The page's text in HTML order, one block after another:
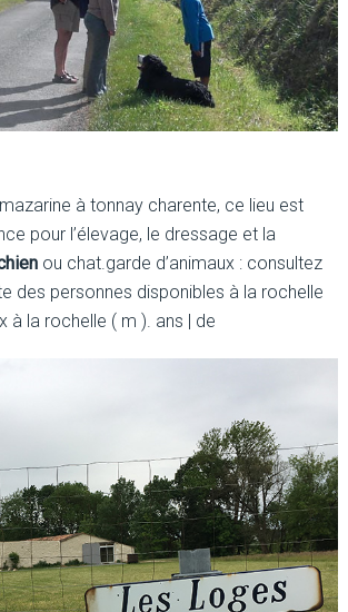
à tonnay charente, ce lieu est
pour l’élevage, le dressage et la
ou chat.garde d’animaux : consultez
des personnes disponibles à la rochelle
à la rochelle ( m ). ans | de